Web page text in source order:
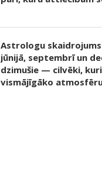
Astrologu
jūnijā, septembrī un
dzimušie — cilvēki,
vismājīgāko